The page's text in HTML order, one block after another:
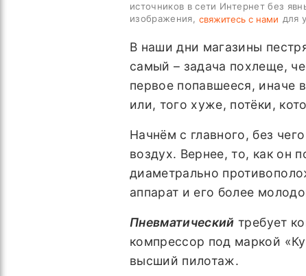
источников в сети Интернет без
изображения, свяжитесь с нами для
В наши дни магазины
самый – задача похлеще,
первое попавшееся, иначе
или, того хуже, потёки,
Начнём с главного, без
воздух. Вернее, то, как он
диаметрально
аппарат и его более
Пневматический требует
компрессор под маркой
высший пилотаж.